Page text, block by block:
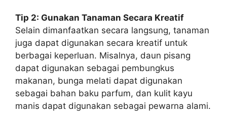
Tip 2: Gunakan Tanaman Secara Kreatif
Selain dimanfaatkan secara langsung, tanaman
juga dapat digunakan secara kreatif untuk
berbagai keperluan. Misalnya, daun pisang
dapat digunakan sebagai pembungkus
makanan, bunga melati dapat digunakan
sebagai bahan baku parfum, dan kulit kayu
manis dapat digunakan sebagai pewarna alami.